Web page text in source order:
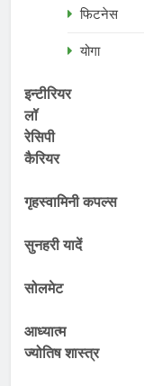
फिटनेस
योगा
इन्टीरियर
लॉ
रेसिपी
कैरियर
गृहस्वामिनी कपल्स
सुनहरी यादें
सोलमेट
आध्यात्म
ज्योतिष शास्त्र